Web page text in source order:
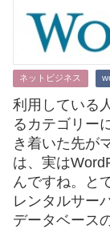
ネットビジネス
利用している
るカテゴリー
き着いた先が
は、実は
んですね。と
レンタルサー
データベース